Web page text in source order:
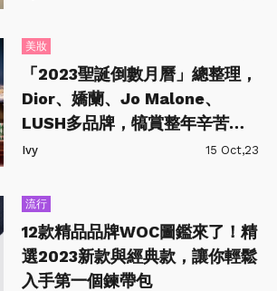
美妝
「2023聖誕倒數月曆」總整理，
Dior、嬌蘭、Jo Malone、
LUSH多品牌，犒賞整年辛苦看
這篇｜持續新增
Ivy 15 Oct,23
流行
12款精品品牌WOC圖鑑來了！精
選2023新款與經典款，讓你輕鬆
入手第一個鍊帶包